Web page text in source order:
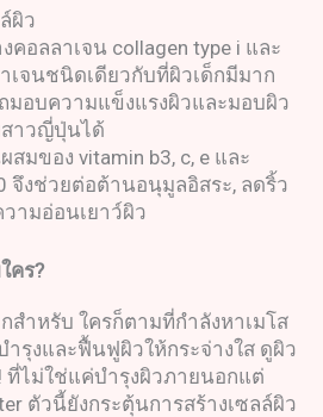
ผิว
คอลลาเจน collagen type i และ
เจนชนิดเดียวกับที่ผิวเด็กมีมาก
มอบความแข็งแรงผิวและมอบผิว
สาวญี่ปุ่นได้
สมของ vitamin b3, c, e และ
จึงช่วยต่อต้านอนุมูลอิสระ, ลดริ้ว
ามอ่อนเยาว์ผิว
คร?
สำหรับ ใครก็ตามที่กำลังหาเมโส
รุงและฟื้นฟูผิวให้กระจ่างใส ดูผิว
ไม่ใช่แค่บำรุงผิวภายนอกแต่
ตัวนี้ยังกระตุ้นการสร้างเซลล์ผิว